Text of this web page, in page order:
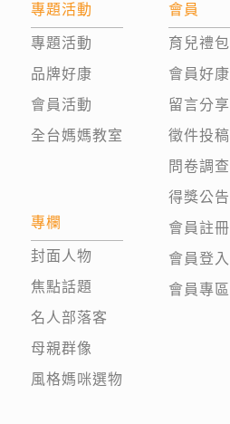
專題活動
專題活動
品牌好康
會員活動
全台媽媽教室
專欄
封面人物
焦點話題
名人部落客
母親群像
風格媽咪選物
會員
育兒禮包
會員好康
留言分享
徵件投稿
問卷調查
得獎公告
會員註冊
會員登入
會員專區